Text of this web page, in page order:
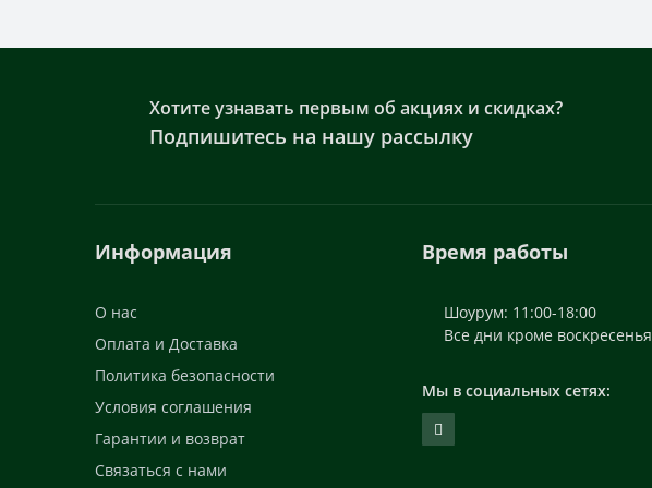
Хотите узнавать первым об акциях и скидках?
Подпишитесь на нашу рассылку
Информация
О нас
Оплата и Доставка
Политика безопасности
Условия соглашения
Гарантии и возврат
Связаться с нами
Время работы
Шоурум: 11:00-18:00
Все дни кроме воскресенья
Мы в социальных сетях: